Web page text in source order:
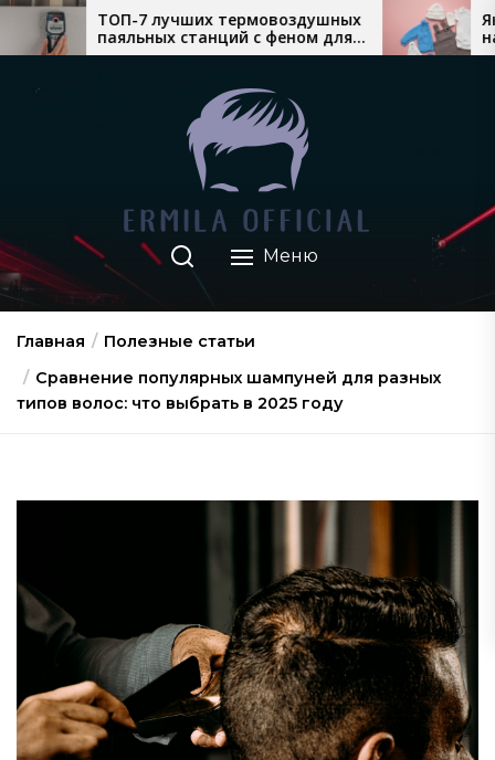
Перейтитермовоздушных
станций с феном для
монтажа
Який теплий дитячий
найкраще продається
взимку
Меню
Главная
Полезные статьи
Сравнение популярных шампуней для разных
типов волос: что выбрать в 2025 году